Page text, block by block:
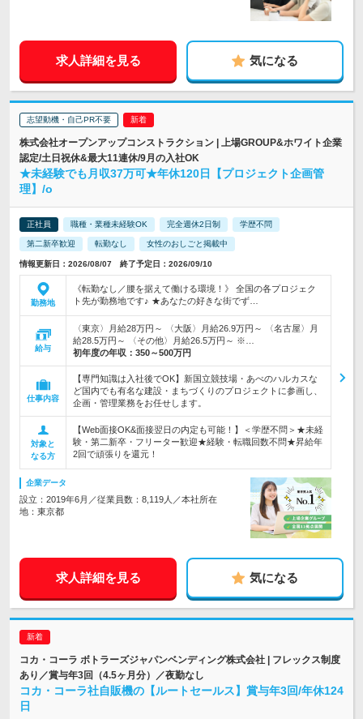
求人詳細を見る 気になる
志望動機・自己PR不要
株式会社オープンアップコンストラクション | 上場GROUP&ホワイト企業
認定/土日祝休&最大11連休/9月の入社OK
★未経験でも月収37万可★年休120日【プロジェクト企画管
理】/o
正社員 職種・業種未経験OK 完全週休2日制 学歴不問
第二新卒歓迎 転勤なし 女性のおしごと掲載中
情報更新日：2026/08/07 終了予定日：2026/09/10
勤務地
《転勤なし／腰を据えて働ける環境！》 全国の各プロジェク
ト先が勤務地です♪ ★あなたの好きな街でず…
給与
〈東京〉月給28万円～ 〈大阪〉月給26.9万円～ 〈名古屋〉月
給28.5万円～ 〈その他〉月給26.5万円～ ※…
初年度の年収： 350～500万円
仕事内容
【専門知識は入社後でOK】新国立競技場・あべのハルカスな
ど国内でも有名な建設・まちづくりのプロジェクトに参画し、
企画・管理業務をお任せします。
対象と
なる方
【Web面接OK&面接翌日の内定も可能！】＜学歴不問＞★未経
験・第二新卒・フリーター歓迎★経験・転職回数不問★昇給年
2回で頑張りを還元！
企業データ
設立：2019年6月／従業員数：8,119人／本社所在
地：東京都
求人詳細を見る 気になる
コカ・コーラ ボトラーズジャパンベンディング株式会社 | フレックス制度
あり／賞与年3回（4.5ヶ月分）／夜勤なし
コカ・コーラ社自販機の【ルートセールス】賞与年3回/年休124
日